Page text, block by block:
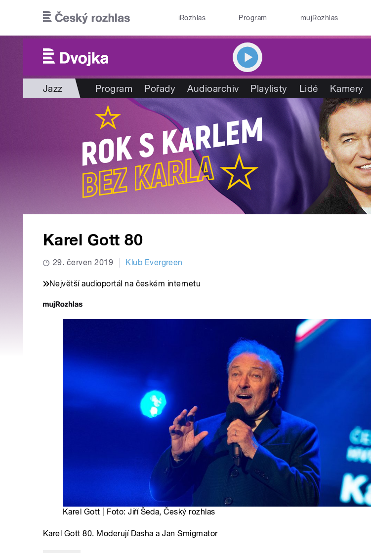
iRozhlas Program mujRozhlas
Jazz Program Pořady Audioarchiv Playlisty Lidé Kamery
Karel Gott 80
29. červen 2019 Klub Evergreen
Největší audioportál na českém internetu
Karel Gott | Foto: Jiří Šeda, Český rozhlas
Karel Gott 80. Moderují Dasha a Jan Smigmator